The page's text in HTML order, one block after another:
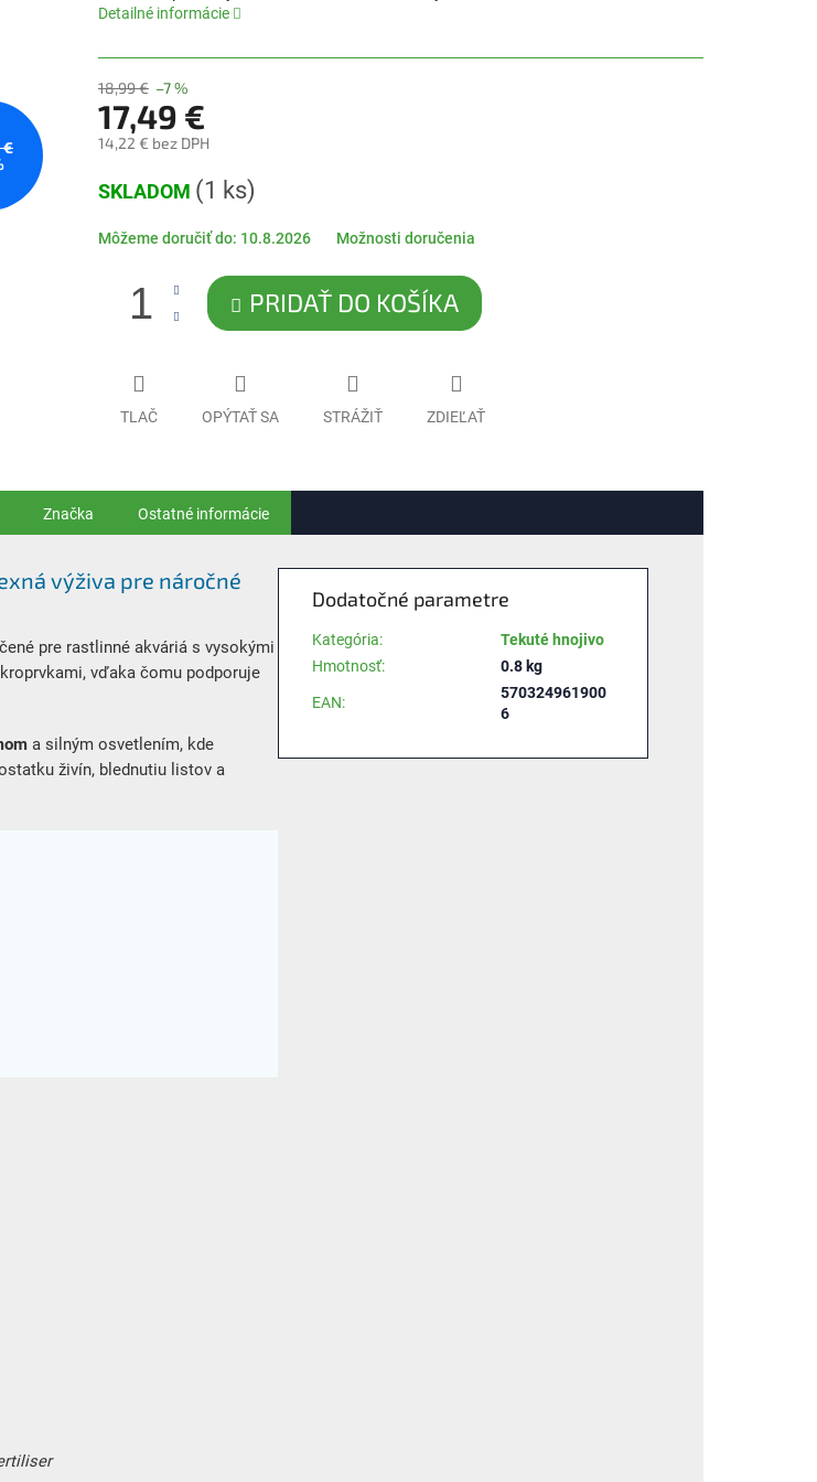
€
5,0
Detailné informácie
18,99 € –7 %
17,49 €
14,22 € bez DPH
cena:
SKLADOM (1 ks)
Môžeme doručiť do: 10.8.2026 Možnosti doručenia
PRIDAŤ DO KOŠÍKA
TLAČ OPÝTAŤ SA STRÁŽIŤ ZDIEĽAŤ
Značka Ostatné informácie
výživa pre náročné
pre rastlinné akváriá s vysokými
vďaka čomu podporuje
a silným osvetlením, kde
živín, blednutiu listov a
Dodatočné parametre
Kategória:
Tekuté hnojivo
Hmotnosť: 0.8 kg
EAN:
570324961900
6